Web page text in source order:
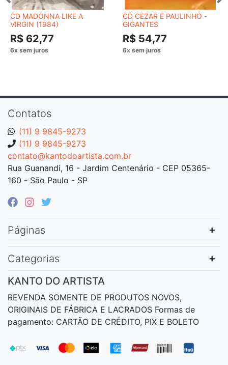
CD MADONNA LIKE A
VIRGIN (1984)
R$ 62,77
CD CEZAR E PAULINHO -
GIGANTES
R$ 54,77
Contatos
(11) 9 9845-9273
(11) 9 9845-9273
contato@kantodoartista.com.br
Rua Guanandi, 16 - Jardim Centenário - CEP 05365-
160 - São Paulo - SP
Páginas
Categorias
KANTO DO ARTISTA
REVENDA SOMENTE DE PRODUTOS NOVOS,
ORIGINAIS DE FÁBRICA E LACRADOS Formas de
pagamento: CARTÃO DE CRÉDITO, PIX E BOLETO